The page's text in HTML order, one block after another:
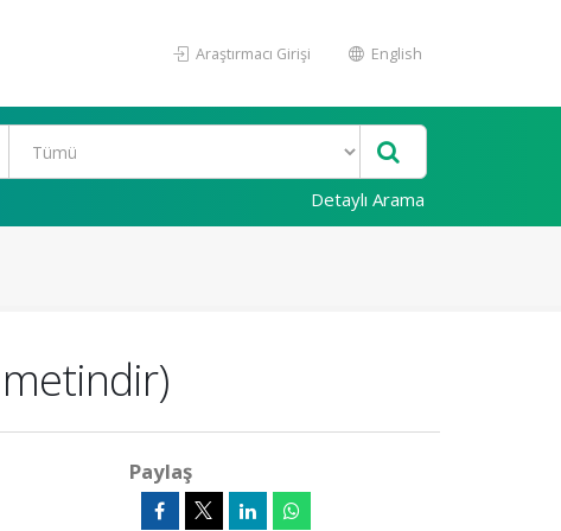
Araştırmacı Girişi English
Detaylı Arama
Paylaş